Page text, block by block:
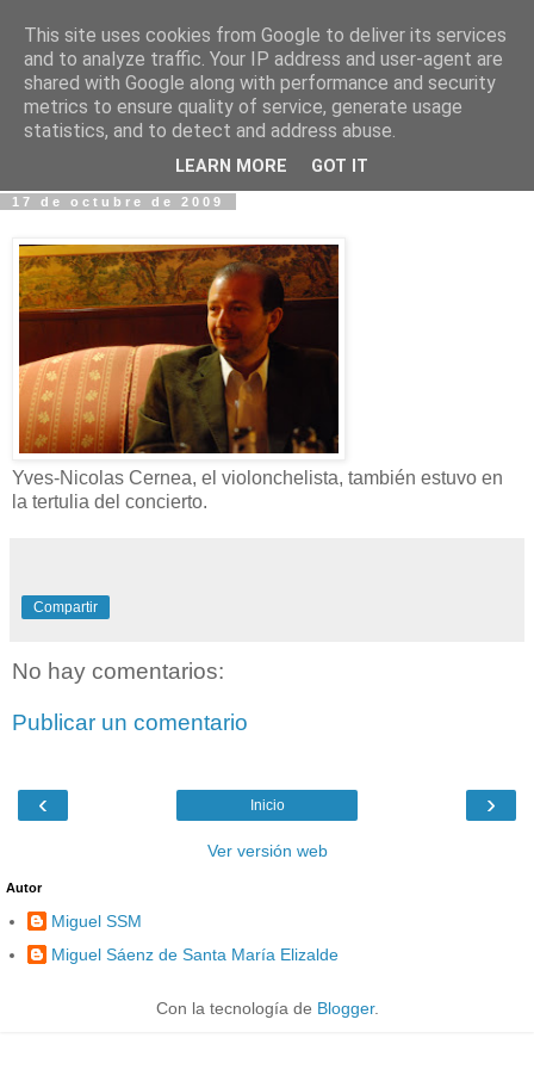
Fotos y Cosas
Miguel Sáenz de Santa María Elizalde
"Un blog es como un diario, pero sin candado".
17 de octubre de 2009
Yves-Nicolas Cernea, el violonchelista, también estuvo en
la tertulia del concierto.
Compartir
No hay comentarios:
Publicar un comentario
‹ ›
Inicio
Ver versión web
Autor
Miguel SSM
Miguel Sáenz de Santa María Elizalde
Con la tecnología de Blogger.
This site uses cookies from Google to deliver its services
and to analyze traffic. Your IP address and user-agent are
shared with Google along with performance and security
metrics to ensure quality of service, generate usage
statistics, and to detect and address abuse.
LEARN MORE GOT IT